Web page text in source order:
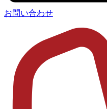
お問い合わせ